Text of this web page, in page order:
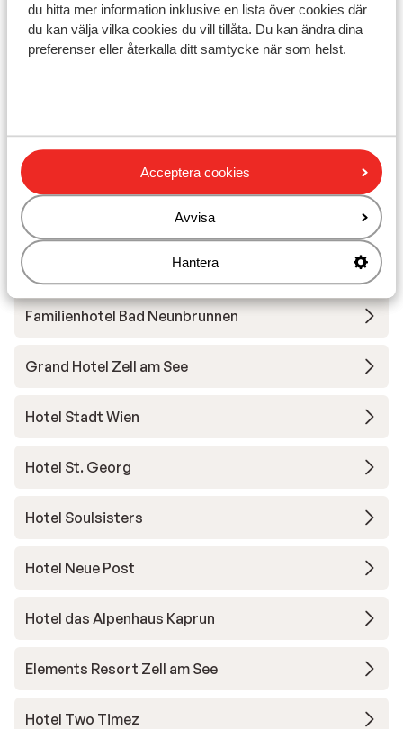
du hitta mer information inklusive en lista över cookies där
du kan välja vilka cookies du vill tillåta. Du kan ändra dina
preferenser eller återkalla ditt samtycke när som helst.
Acceptera cookies
Avvisa
Hantera
Skidskola
Utrustning
Hotel Salzburgerhof
Hotel Tirolerhof Zell am See
Familienhotel Bad Neunbrunnen
Grand Hotel Zell am See
Hotel Stadt Wien
Hotel St. Georg
Hotel Soulsisters
Hotel Neue Post
Hotel das Alpenhaus Kaprun
Elements Resort Zell am See
Hotel Two Timez